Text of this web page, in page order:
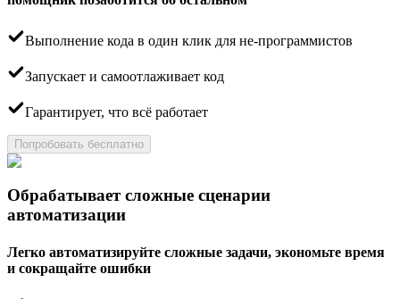
Выполнение кода в один клик для не-программистов
Запускает и самоотлаживает код
Гарантирует, что всё работает
Попробовать бесплатно
Обрабатывает сложные сценарии
автоматизации
Легко автоматизируйте сложные задачи, экономьте время
и сокращайте ошибки